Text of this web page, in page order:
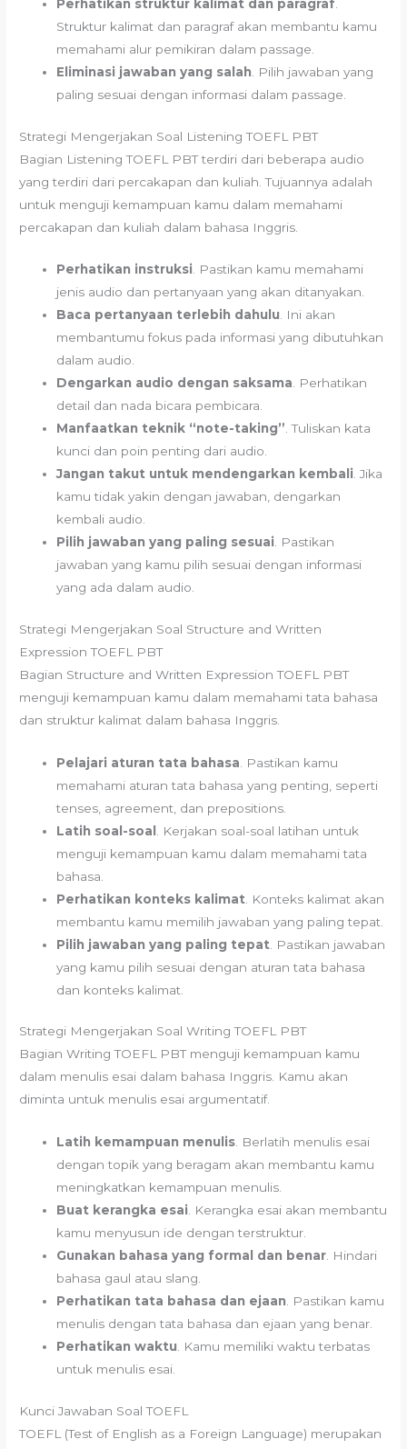
Perhatikan struktur kalimat dan paragraf
Struktur kalimat dan paragraf akan membantu kamu
memahami alur pemikiran dalam passage.
Eliminasi jawaban yang salah . Pilih jawaban yang
paling sesuai dengan informasi dalam passage.
Strategi Mengerjakan Soal Listening TOEFL PBT
Bagian Listening TOEFL PBT terdiri dari beberapa audio
yang terdiri dari percakapan dan kuliah. Tujuannya adalah
untuk menguji kemampuan kamu dalam memahami
percakapan dan kuliah dalam bahasa Inggris.
Perhatikan instruksi. Pastikan kamu memahami
jenis audio dan pertanyaan yang akan ditanyakan.
Baca pertanyaan terlebih dahulu. Ini akan
membantumu fokus pada informasi yang dibutuhkan
dalam audio.
Dengarkan audio dengan saksama. Perhatikan
detail dan nada bicara pembicara.
Manfaatkan teknik “note-taking”. Tuliskan kata
kunci dan poin penting dari audio.
Jangan takut untuk mendengarkan kembali. Jika
kamu tidak yakin dengan jawaban, dengarkan
kembali audio.
Pilih jawaban yang paling sesuai. Pastikan
jawaban yang kamu pilih sesuai dengan informasi
yang ada dalam audio.
Strategi Mengerjakan Soal Structure and Written
Expression TOEFL PBT
Bagian Structure and Written Expression TOEFL PBT
menguji kemampuan kamu dalam memahami tata bahasa
dan struktur kalimat dalam bahasa Inggris.
Pelajari aturan tata bahasa . Pastikan kamu
memahami aturan tata bahasa yang penting, seperti
tenses, agreement, dan prepositions.
Latih soal-soal
. Kerjakan soal-soal latihan untuk
menguji kemampuan kamu dalam memahami tata
bahasa.
Perhatikan konteks kalimat . Konteks kalimat akan
membantu kamu memilih jawaban yang paling tepat.
Pilih jawaban yang paling tepat . Pastikan jawaban
yang kamu pilih sesuai dengan aturan tata bahasa
dan konteks kalimat.
Strategi Mengerjakan Soal Writing TOEFL PBT
Bagian Writing TOEFL PBT menguji kemampuan kamu
dalam menulis esai dalam bahasa Inggris. Kamu akan
diminta untuk menulis esai argumentatif.
Latih kemampuan menulis. Berlatih menulis esai
dengan topik yang beragam akan membantu kamu
meningkatkan kemampuan menulis.
Buat kerangka esai. Kerangka esai akan membantu
kamu menyusun ide dengan terstruktur.
Gunakan bahasa yang formal dan benar. Hindari
bahasa gaul atau slang.
Perhatikan tata bahasa dan ejaan. Pastikan kamu
menulis dengan tata bahasa dan ejaan yang benar.
Perhatikan waktu. Kamu memiliki waktu terbatas
untuk menulis esai.
Kunci Jawaban Soal TOEFL
TOEFL (Test of English as a Foreign Language) merupakan